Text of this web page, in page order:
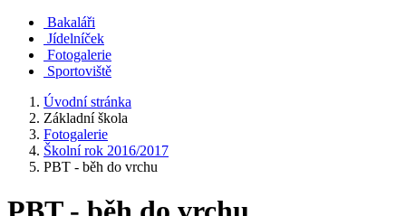
Bakaláři
Jídelníček
Fotogalerie
Sportoviště
Úvodní stránka
Základní škola
Fotogalerie
Školní rok 2016/2017
PBT - běh do vrchu